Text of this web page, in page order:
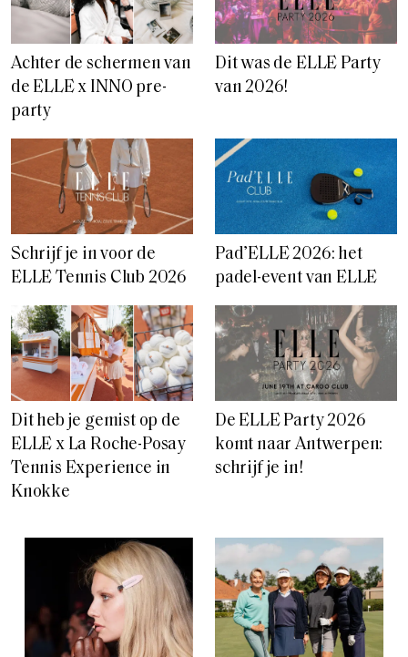
Achter de schermen van
de ELLE x INNO pre-
party
Dit was de ELLE Party
van 2026!
Schrijf je in voor de
ELLE Tennis Club 2026
Pad’ELLE 2026: het
padel-event van ELLE
Dit heb je gemist op de
ELLE x La Roche-Posay
Tennis Experience in
Knokke
De ELLE Party 2026
komt naar Antwerpen:
schrijf je in!